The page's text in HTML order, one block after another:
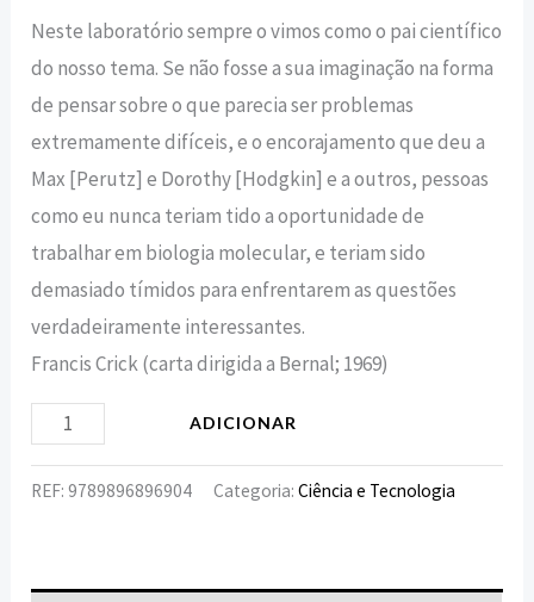
Neste laboratório sempre o vimos como o pai científico
do nosso tema. Se não fosse a sua imaginação na forma
de pensar sobre o que parecia ser problemas
extremamente difíceis, e o encorajamento que deu a
Max [Perutz] e Dorothy [Hodgkin] e a outros, pessoas
como eu nunca teriam tido a oportunidade de
trabalhar em biologia molecular, e teriam sido
demasiado tímidos para enfrentarem as questões
verdadeiramente interessantes.
Francis Crick (carta dirigida a Bernal; 1969)
ADICIONAR
REF:9789896896904 Categoria:Ciência e Tecnologia